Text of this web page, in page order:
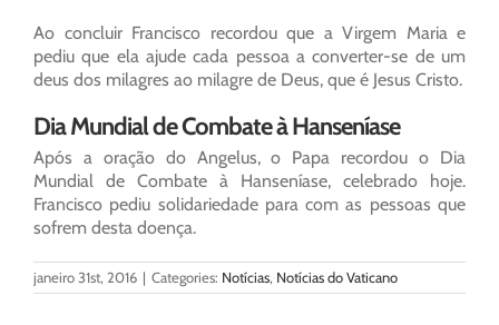
Ao concluir Francisco recordou que a Virgem Maria e
pediu que ela ajude cada pessoa a converter-se de um
deus dos milagres ao milagre de Deus, que é Jesus Cristo.
Dia Mundial de Combate à Hanseníase
Após a oração do Angelus, o Papa recordou o Dia
Mundial de Combate à Hanseníase, celebrado hoje.
Francisco pediu solidariedade para com as pessoas que
sofrem desta doença.
janeiro 31st, 2016 | Categories: Notícias, Notícias do Vaticano